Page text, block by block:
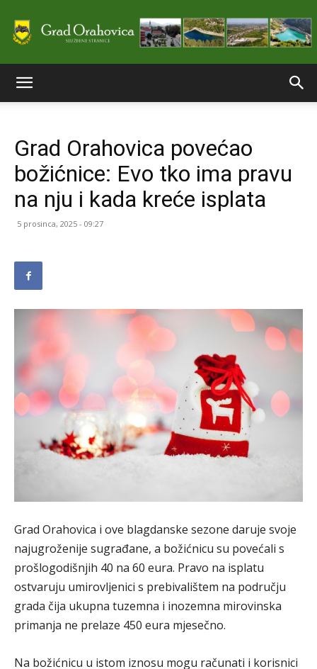
stranice
Grada
Grad Orahovica povećao
božićnice: Evo tko ima pravu
na nju i kada kreće isplata
5 prosinca, 2025 - 09:27
Grad Orahovica i ove blagdanske sezone daruje svoje
najugroženije sugrađane, a božićnicu su povećali s
prošlogodišnjih 40 na 60 eura. Pravo na isplatu
ostvaruju umirovljenici s prebivalištem na području
grada čija ukupna tuzemna i inozemna mirovinska
primanja ne prelaze 450 eura mjesečno.
Na božićnicu u istom iznosu mogu računati i korisnici